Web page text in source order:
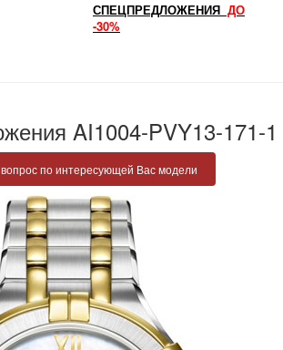
СПЕЦПРЕДЛОЖЕНИЯ ДО
-30%
AI1004-PVY13-171-1
по интересующей Вас модели